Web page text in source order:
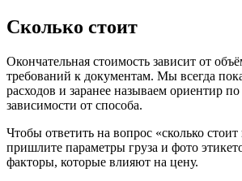
Сколько стоит
Окончательная стоимость зависит от
требований к документам. Мы всегда
расходов и заранее называем ориентир
зависимости от способа.
Чтобы ответить на вопрос «сколько стоит
пришлите параметры груза и фото
факторы, которые влияют на цену.